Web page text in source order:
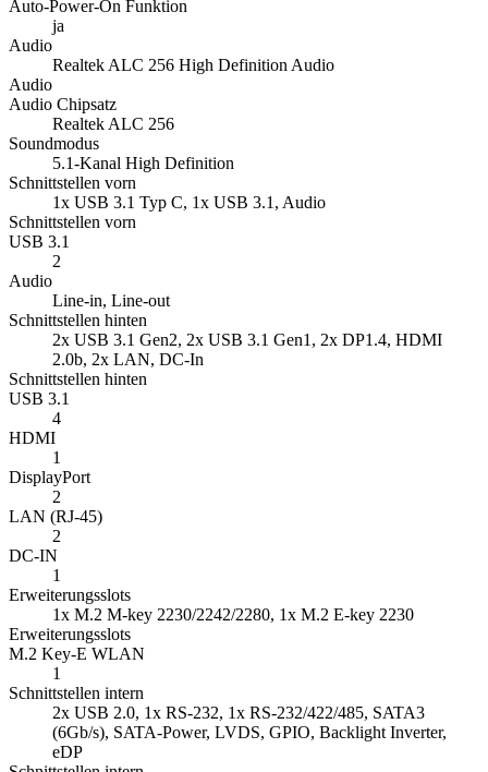
Audio
Line-in, Line-out
Schnittstellen hinten
2x USB 3.1 Gen2, 2x USB 3.1 Gen1, 2x DP1.4, HDMI
Schnittstellen hinten
USB 3.1
4
HDMI
1
DisplayPort
2
LAN (RJ-45)
2
DC-IN
1
Erweiterungsslots
1x M.2 M-key 2230/2242/2280, 1x M.2 E-key 2230
Erweiterungsslots
M.2 Key-E WLAN
1
Schnittstellen intern
2x USB 2.0, 1x RS-232, 1x RS-232/422/485, SATA3
(6Gb/s), SATA-Power, LVDS, GPIO, Backlight Inverter,
eDP
Schnittstellen intern
USB 2.0
1
RS-232
1
RS-232/422/485
1
Trusted Platform Modul (TPM)
ja (TPM 2.0)
8-Bit I/O
LVDS
ja
Backlight Inverter